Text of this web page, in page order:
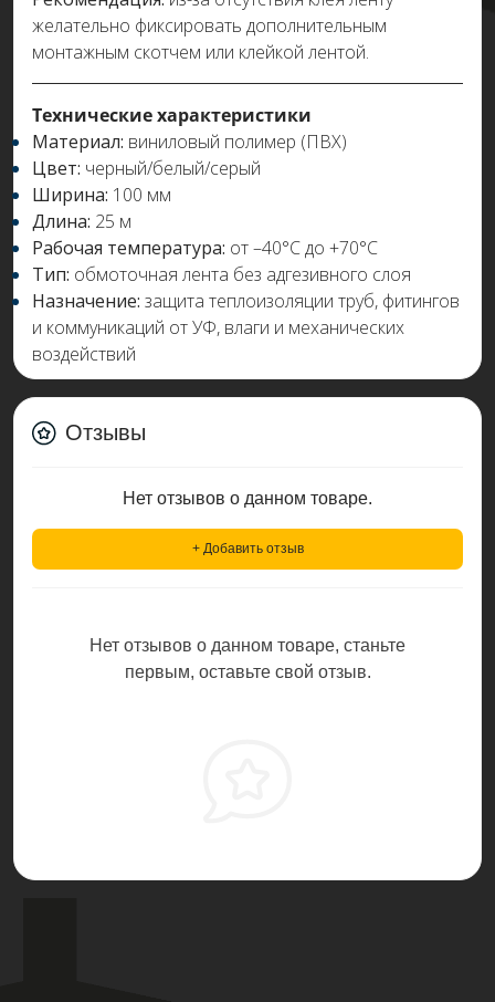
желательно фиксировать дополнительным
монтажным скотчем или клейкой лентой.
Технические характеристики
Материал: виниловый полимер (ПВХ)
Цвет: черный/белый/серый
Ширина: 100 мм
Длина: 25 м
Рабочая температура: от –40°C до +70°C
Тип: обмоточная лента без адгезивного слоя
Назначение: защита теплоизоляции труб, фитингов
и коммуникаций от УФ, влаги и механических
воздействий
Отзывы
Нет отзывов о данном товаре.
+ Добавить отзыв
Нет отзывов о данном товаре, станьте
первым, оставьте свой отзыв.